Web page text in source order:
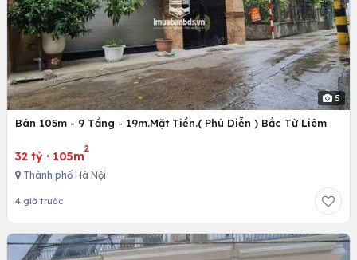
5
Bán 105m - 9 Tầng - 19m.Mặt Tiền.( Phú Diễn ) Bắc Từ Liêm
32 tỷ · 105m
2
Thành phố Hà Nội
4 giờ trước